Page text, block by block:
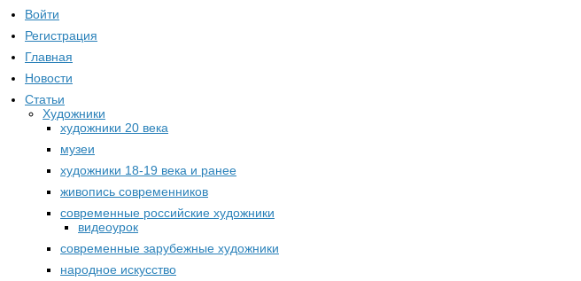
Войти
Регистрация
Главная
Новости
Статьи
Художники
художники 20 века
музеи
художники 18-19 века и ранее
живопись современников
современные российские художники
видеоурок
современные зарубежные художники
народное искусство